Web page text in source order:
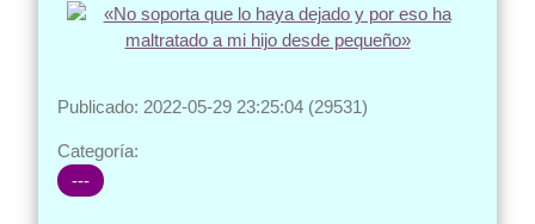
Publicado: 2022-05-29 23:25:04 (29531)
Categoría:
---